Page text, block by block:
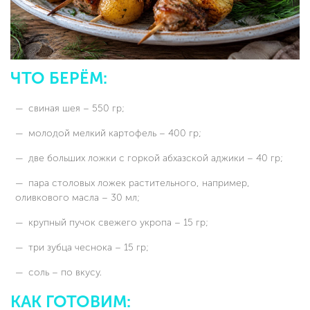
ЧТО БЕРЁМ:
свиная шея – 550 гр;
молодой мелкий картофель – 400 гр;
две больших ложки с горкой абхазской аджики – 40 гр;
пара столовых ложек растительного, например,
оливкового масла – 30 мл;
крупный пучок свежего укропа – 15 гр;
три зубца чеснока – 15 гр;
соль – по вкусу.
КАК ГОТОВИМ: